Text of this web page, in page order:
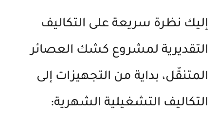
إليك نظرة سريعة على التكاليف
التقديرية لمشروع كشك العصائر
المتنقّل، بداية من التجهيزات إلى
التكاليف التشغيلية الشهرية: